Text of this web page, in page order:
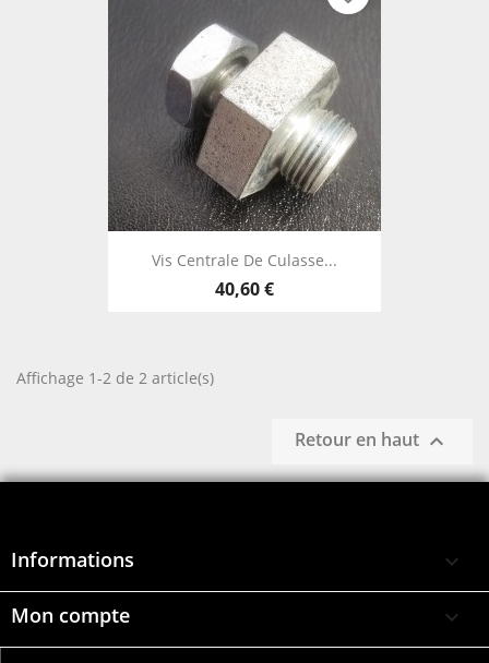
Vis Centrale De Culasse...
40,60 €
Affichage 1-2 de 2 article(s)
Retour en haut 
Informations 
Mon compte 